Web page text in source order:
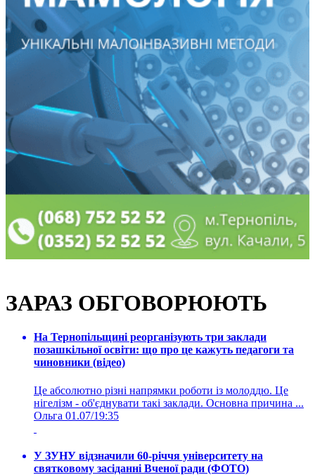
ЗАРАЗ ОБГОВОРЮЮТЬ
На Тернопільщині реорганізують три заклади
позашкільної освіти: що про це кажуть педагоги та
чиновники (відео)
Це абсолютно різні напрямки роботи із молоддю. Це
нігелізм - об'єднувати такі заклади. Основна причина ...
Ольга 01.07/19:35
У ЗУНУ відзначили 60-річчя університету на
святковому засіданні Вченої ради (ФОТО)